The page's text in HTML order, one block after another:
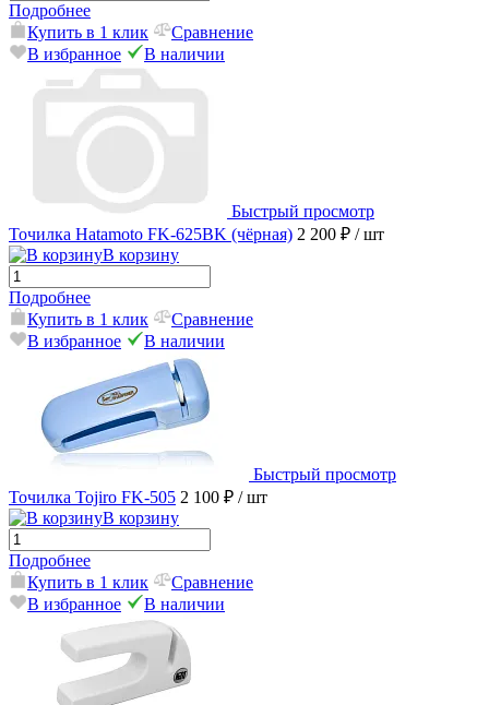
Подробнее
Купить в 1 клик
Сравнение
В избранное
В наличии
Быстрый просмотр
Точилка Hatamoto FK-625BK (чёрная) 2 200 ₽ / шт
В корзину
Подробнее
Купить в 1 клик
Сравнение
В избранное
В наличии
Быстрый просмотр
Точилка Tojiro FK-505 2 100 ₽ / шт
В корзину
Подробнее
Купить в 1 клик
Сравнение
В избранное
В наличии